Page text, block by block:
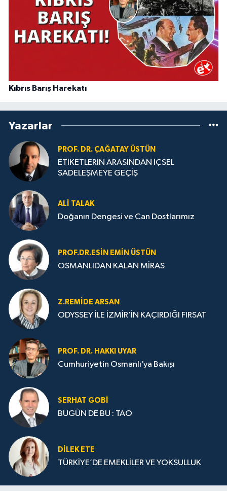
Kıbrıs Barış Harekatı
Yazarlar
PROF. DR. ÇAĞATAY ÜSTÜN
ETİKETLERİN ARASINDAN İÇSEL
SADELEŞMEYE GEÇİŞ
ALI TALAK
Doğanın Dengesi ve Can Dostlarımız
PROF.DR.ESIN EMIN ÜSTÜN
OSMANLIDAN KALAN MİRAS
Z.REMIDE ARSAN
ODYSSEY İLE İZMİR’İN KAÇIRDIĞI FIRSAT
PROF. DR. HAKKI UYAR
Cumhuriyetin Osmanlı’ya Bakışı
SERHAT GOBİ
BUGÜN DE BU : TAO
DILEK ETE
TÜRKİYE’DE EMEKLİLER VE YOKSULLUK